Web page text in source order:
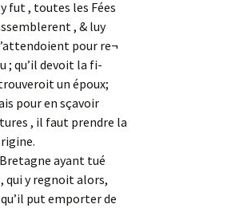
fut , toutes les Fées
, & luy
pour re¬
; qu’il devoit la fi-
un époux;
pour en sçavoir
, il faut prendre la
ayant tué
, qui y regnoit alors,
qu’il put emporter de